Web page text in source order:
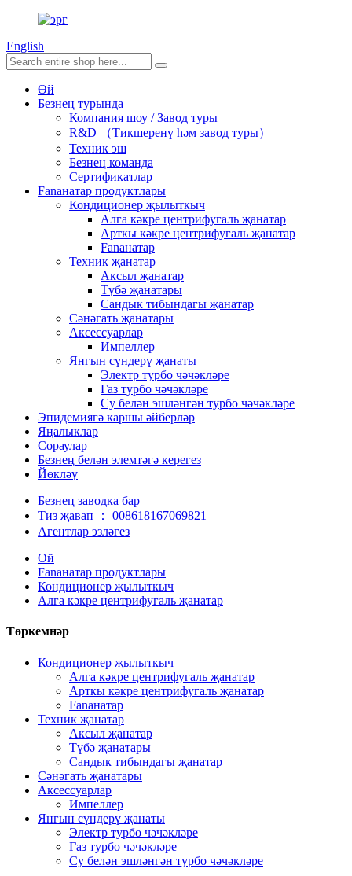
English
Өй
Безнең турында
Компания шоу / Завод туры
R&D （Тикшеренү һәм завод туры）
Техник эш
Безнең команда
Сертификатлар
Fanанатар продуктлары
Кондиционер җылыткыч
Алга кәкре центрифугаль җанатар
Арткы кәкре центрифугаль җанатар
Fanанатар
Техник җанатар
Аксыл җанатар
Түбә җанатары
Сандык тибындагы җанатар
Сәнәгать җанатары
Аксессуарлар
Импеллер
Янгын сүндерү җанаты
Электр турбо чәчәкләре
Газ турбо чәчәкләре
Су белән эшләнгән турбо чәчәкләре
Эпидемиягә каршы әйберләр
Яңалыклар
Сораулар
Безнең белән элемтәгә керегез
Йөкләү
Безнең заводка бар
Тиз җавап ： 008618167069821
Агентлар эзләгез
Өй
Fanанатар продуктлары
Кондиционер җылыткыч
Алга кәкре центрифугаль җанатар
Төркемнәр
Кондиционер җылыткыч
Алга кәкре центрифугаль җанатар
Арткы кәкре центрифугаль җанатар
Fanанатар
Техник җанатар
Аксыл җанатар
Түбә җанатары
Сандык тибындагы җанатар
Сәнәгать җанатары
Аксессуарлар
Импеллер
Янгын сүндерү җанаты
Электр турбо чәчәкләре
Газ турбо чәчәкләре
Су белән эшләнгән турбо чәчәкләре